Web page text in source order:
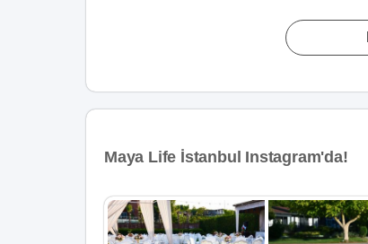
Maya Life İstanbul Instagram'da!